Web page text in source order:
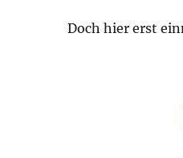
Doch hier erst